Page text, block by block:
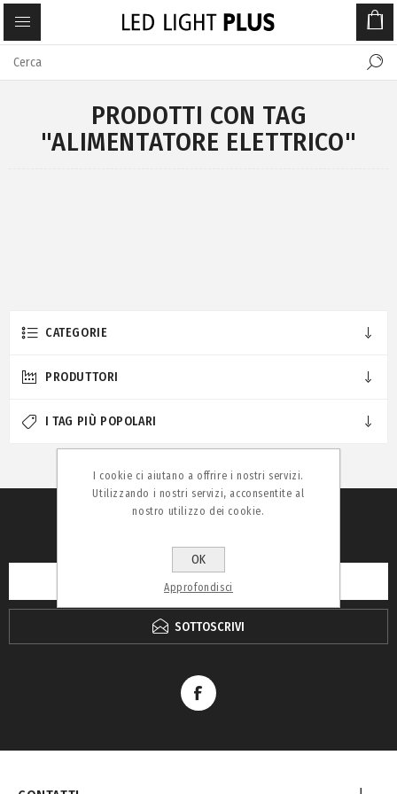
PRODOTTI CON TAG
"ALIMENTATORE ELETTRICO"
CATEGORIE
PRODUTTORI
I TAG PIÙ POPOLARI
SOTTOSCRIVI
I cookie ci aiutano a offrire i nostri servizi.
Utilizzando i nostri servizi, acconsentite al
nostro utilizzo dei cookie.
OK
Approfondisci